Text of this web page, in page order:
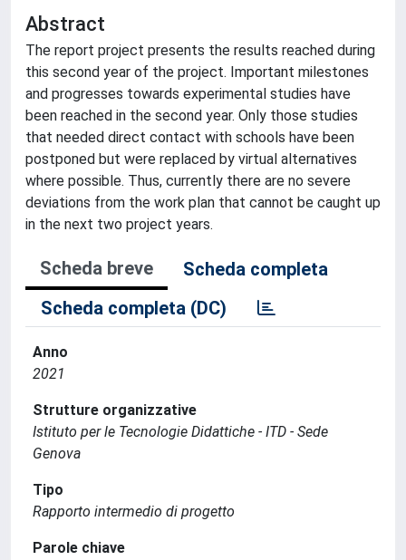
Abstract
The report project presents the results reached during
this second year of the project. Important milestones
and progresses towards experimental studies have
been reached in the second year. Only those studies
that needed direct contact with schools have been
postponed but were replaced by virtual alternatives
where possible. Thus, currently there are no severe
deviations from the work plan that cannot be caught up
in the next two project years.
Scheda breve
Scheda completa
Scheda completa (DC)
Anno
2021
Strutture organizzative
Istituto per le Tecnologie Didattiche - ITD - Sede
Genova
Tipo
Rapporto intermedio di progetto
Parole chiave